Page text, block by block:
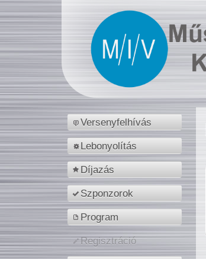
Versenyfelhívás
Lebonyolítás
Díjazás
Szponzorok
Program
Regisztráció